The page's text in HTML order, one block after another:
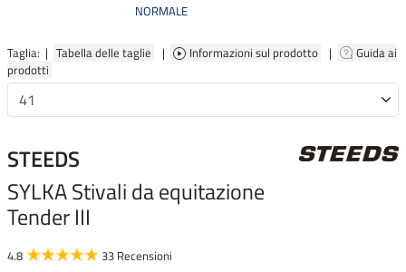
NORMALE
Taglia: | Tabella delle taglie | Informazioni sul prodotto |
Guida ai
prodotti
STEEDS
SYLKA Stivali da equitazione
Tender III
4.8 33 Recensioni